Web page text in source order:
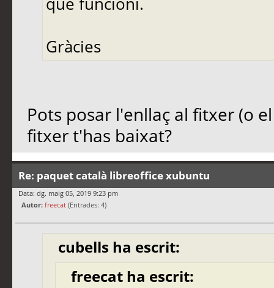
Gràcies
Pots posar l'enllaç al fitxer (o
fitxer t'has baixat?
Re: paquet català libreoffice xubuntu
Data: dg. maig 05, 2019 9:23 pm
Autor: freecat (Entrades: 4)
cubells ha escrit:
freecat ha escrit: